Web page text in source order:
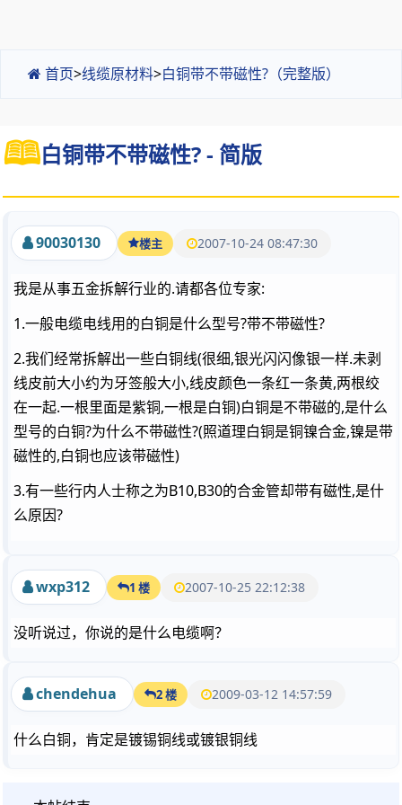
首页>线缆原材料>白铜带不带磁性?（完整版）
白铜带不带磁性? - 简版
90030130 楼主 2007-10-24 08:47:30
我是从事五金拆解行业的.请都各位专家:
1.一般电缆电线用的白铜是什么型号?带不带磁性?
2.我们经常拆解出一些白铜线(很细,银光闪闪像银一样.未剥
线皮前大小约为牙签般大小,线皮颜色一条红一条黄,两根绞
在一起.一根里面是紫铜,一根是白铜)白铜是不带磁的,是什么
型号的白铜?为什么不带磁性?(照道理白铜是铜镍合金,镍是带
磁性的,白铜也应该带磁性)
3.有一些行内人士称之为B10,B30的合金管却带有磁性,是什
么原因?
wxp312 1 楼 2007-10-25 22:12:38
没听说过，你说的是什么电缆啊？
chendehua 2 楼 2009-03-12 14:57:59
什么白铜，肯定是镀锡铜线或镀银铜线